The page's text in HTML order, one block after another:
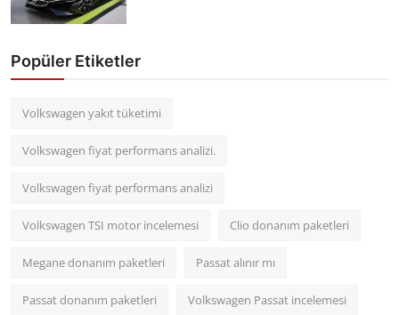
Popüler Etiketler
Volkswagen yakıt tüketimi
Volkswagen fiyat performans analizi.
Volkswagen fiyat performans analizi
Volkswagen TSI motor incelemesi Clio donanım paketleri
Megane donanım paketleri Passat alınır mı
Passat donanım paketleri Volkswagen Passat incelemesi